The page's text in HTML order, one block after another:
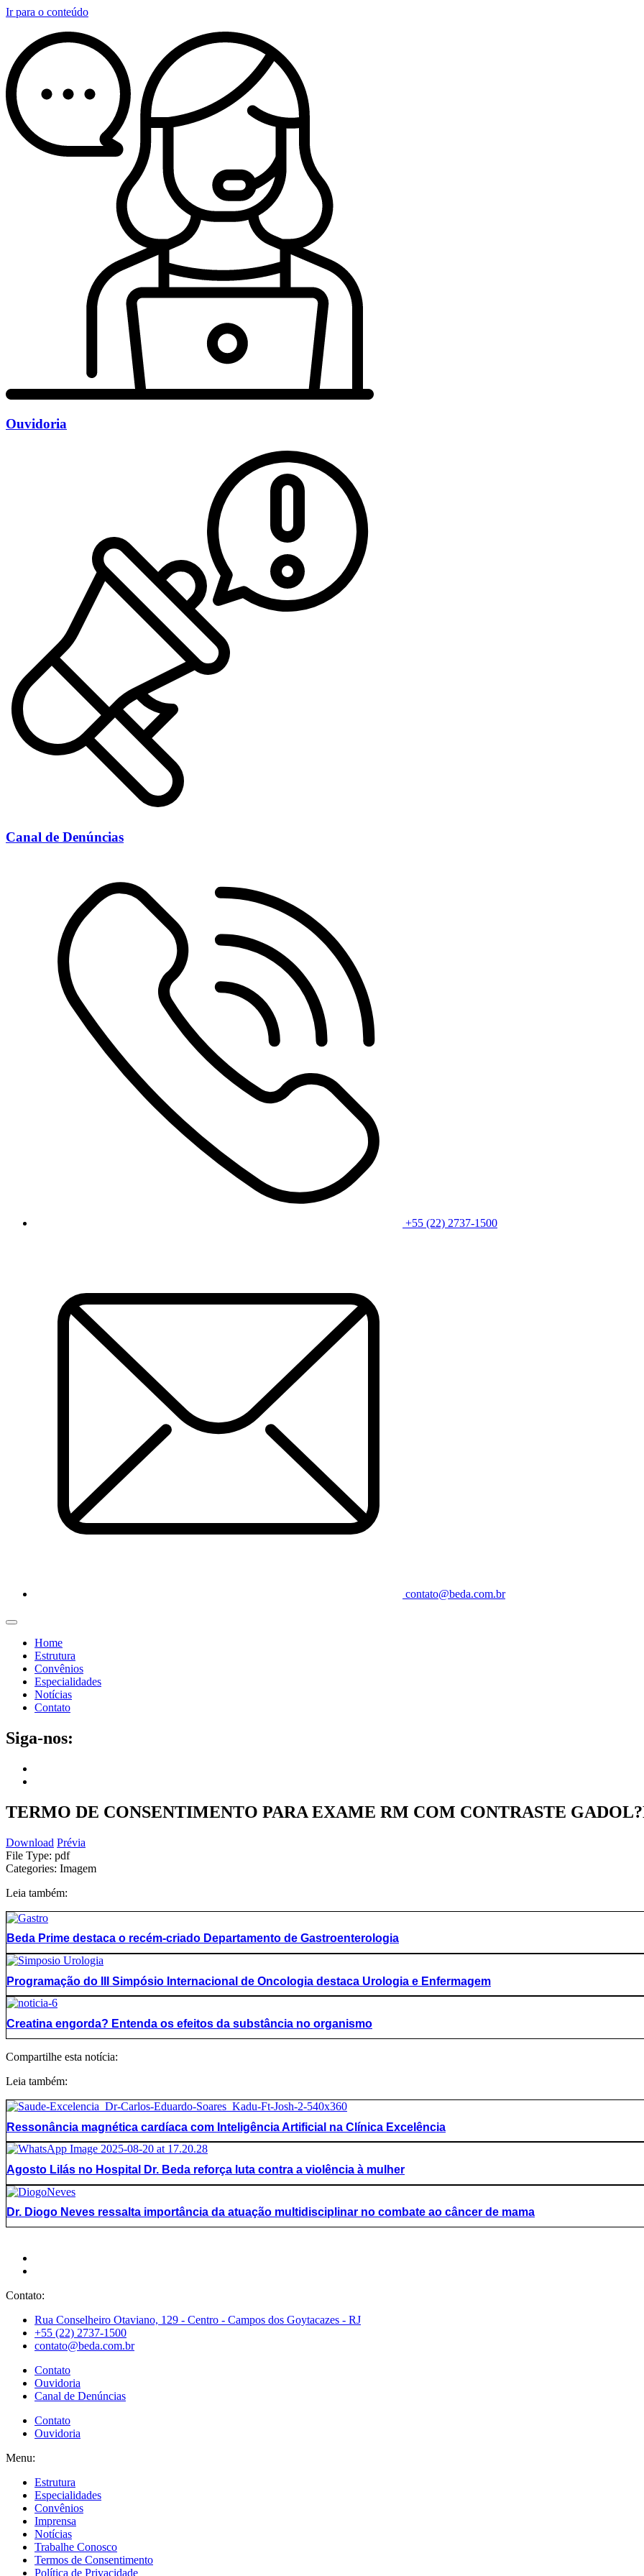
Ir para o conteúdo
Ouvidoria
Canal de Denúncias
+55 (22) 2737-1500
contato@beda.com.br
Home
Estrutura
Convênios
Especialidades
Notícias
Contato
Siga-nos:
TERMO DE CONSENTIMENTO PARA EXAME RM COM CONTRASTE
Download Prévia
File Type: pdf
Categories: Imagem
Leia também:
Beda Prime destaca o recém-criado Departamento de Gastroenterologia
Programação do III Simpósio Internacional de Oncologia destaca Urologia e Enfermagem
Creatina engorda? Entenda os efeitos da substância no organismo
Compartilhe esta notícia:
Leia também:
Ressonância magnética cardíaca com Inteligência Artificial na Clínica Excelência
Agosto Lilás no Hospital Dr. Beda reforça luta contra a violência à mulher
Dr. Diogo Neves ressalta importância da atuação multidisciplinar no combate ao câncer de mama
Contato:
Rua Conselheiro Otaviano, 129 - Centro - Campos dos Goytacazes - RJ
+55 (22) 2737-1500
contato@beda.com.br
Contato
Ouvidoria
Canal de Denúncias
Contato
Ouvidoria
Menu:
Estrutura
Especialidades
Convênios
Imprensa
Notícias
Trabalhe Conosco
Termos de Consentimento
Política de Privacidade